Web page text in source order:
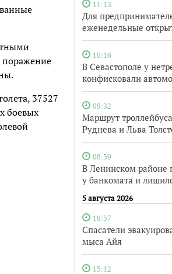
11:13
Для
еженедельные
10:16
В Севастополе у
конфисковали
09:32
Маршрут
Руднева и Льва
08:59
В Ленинском районе
у банкомата и
5 августа 2026
18:57
Спасатели
мыса Айя
15:12
поражение
37527
боевых